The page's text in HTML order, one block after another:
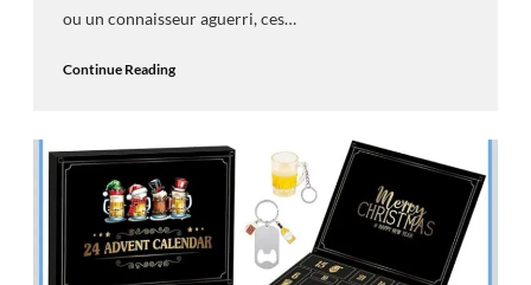
ou un connaisseur aguerri, ces…
Continue Reading